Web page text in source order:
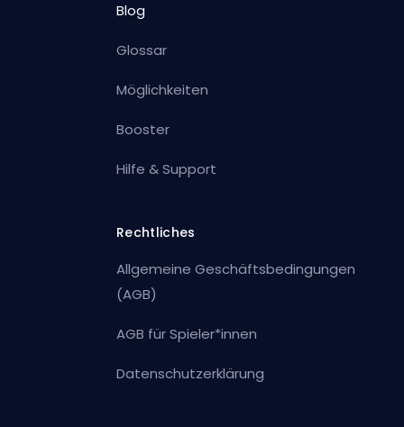
Blog
Glossar
Möglichkeiten
Booster
Hilfe & Support
Rechtliches
Allgemeine Geschäftsbedingungen
(AGB)
AGB für Spieler*innen
Datenschutzerklärung